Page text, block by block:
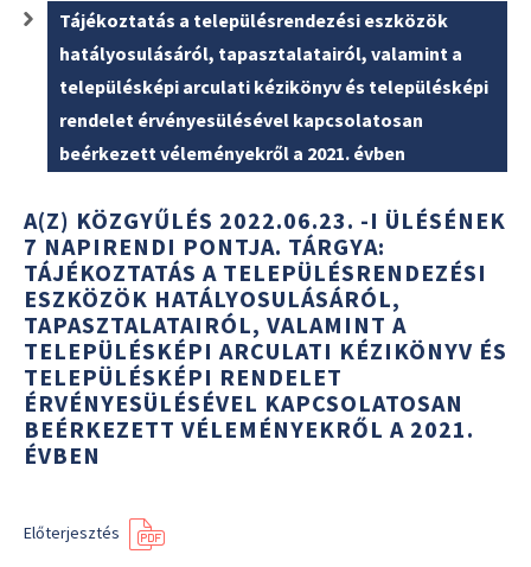
Tájékoztatás a településrendezési eszközök
hatályosulásáról, tapasztalatairól, valamint a
településképi arculati kézikönyv és településképi
rendelet érvényesülésével kapcsolatosan
beérkezett véleményekről a 2021. évben
A(Z) KÖZGYŰLÉS 2022.06.23. -I ÜLÉSÉNEK
7 NAPIRENDI PONTJA. TÁRGYA:
TÁJÉKOZTATÁS A TELEPÜLÉSRENDEZÉSI
ESZKÖZÖK HATÁLYOSULÁSÁRÓL,
TAPASZTALATAIRÓL, VALAMINT A
TELEPÜLÉSKÉPI ARCULATI KÉZIKÖNYV ÉS
TELEPÜLÉSKÉPI RENDELET
ÉRVÉNYESÜLÉSÉVEL KAPCSOLATOSAN
BEÉRKEZETT VÉLEMÉNYEKRŐL A 2021.
ÉVBEN
Előterjesztés